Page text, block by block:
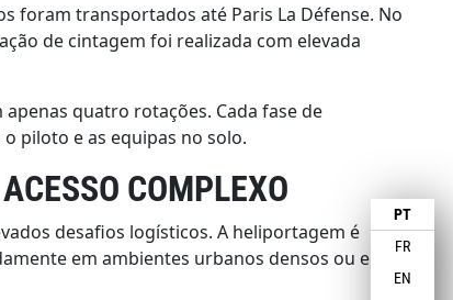
PT
FR
EN
foram transportados até Paris La Défense. No
de cintagem foi realizada com elevada
quatro rotações. Cada fase de
piloto e as equipas no solo.
COMPLEXO
desafios logísticos. A heliportagem é
em ambientes urbanos densos ou em